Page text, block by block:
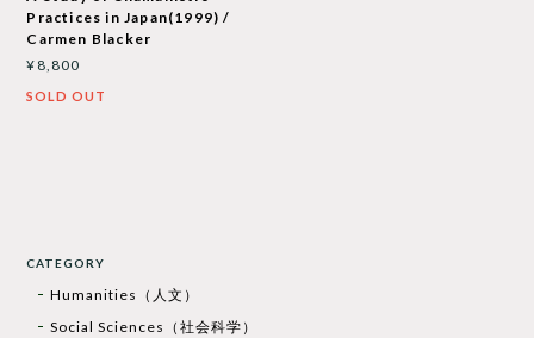
Practices in Japan(1999) /
Carmen Blacker
¥8,800
SOLD OUT
CATEGORY
Humanities（人文）
Social Sciences（社会科学）